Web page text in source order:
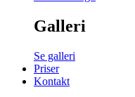
Galleri
Se galleri
Priser
Kontakt